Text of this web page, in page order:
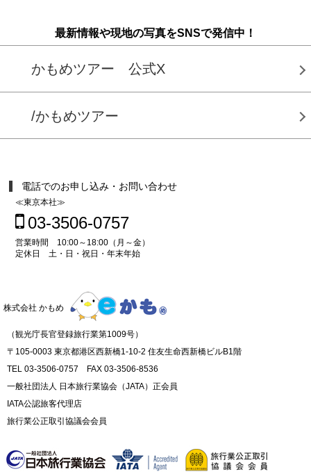
最新情報や現地の写真をSNSで発信中！
かもめツアー 公式X
/かもめツアー
電話でのお申し込み・お問い合わせ
≪東京本社≫
03-3506-0757
営業時間 10:00～18:00（月～金）
定休日 土・日・祝日・年末年始
株式会社 かもめ
（観光庁長官登録旅行業第1009号）
〒105-0003 東京都港区西新橋1-10-2 住友生命西新橋ビルB1階
TEL 03-3506-0757 FAX 03-3506-8536
一般社団法人 日本旅行業協会（JATA）正会員
IATA公認旅客代理店
旅行業公正取引協議会会員